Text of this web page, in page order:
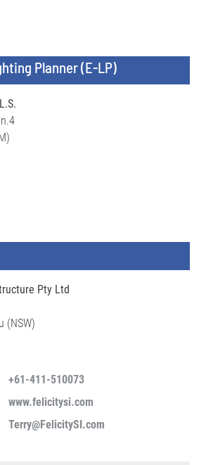
Planner (E-LP)
Pty Ltd
(NSW)
+61-411-510073
www.felicitysi.com
Terry@FelicitySI.com